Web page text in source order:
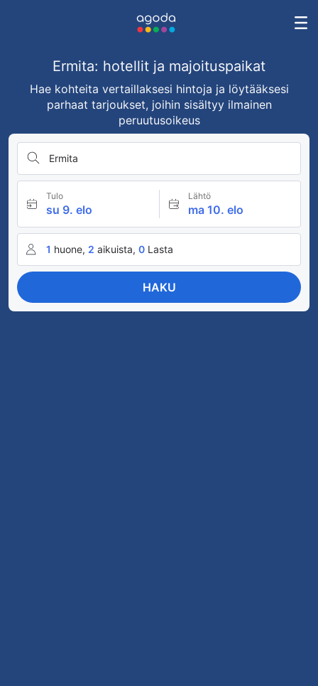
Ermita: hotellit ja majoituspaikat
Hae kohteita vertaillaksesi hintoja ja löytääksesi
parhaat tarjoukset, joihin sisältyy ilmainen
peruutusoikeus
Ermita
Tulo
su 9. elo
Lähtö
ma 10. elo
1 huone, 2 aikuista, 0 Lasta
HAKU